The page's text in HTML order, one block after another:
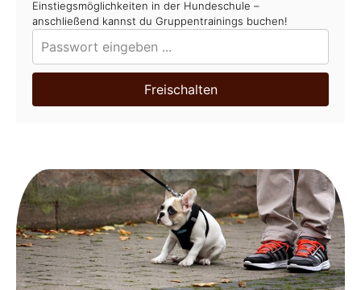
Einstiegsmöglichkeiten in der Hundeschule –
anschließend kannst du Gruppentrainings buchen!
Freischalten